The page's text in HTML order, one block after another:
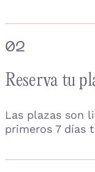
02
Reserva tu
Las plazas son
primeros 7 días